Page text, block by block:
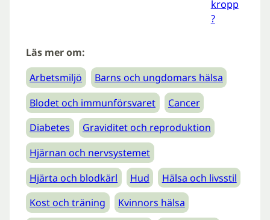
kropp
?
Läs mer om:
Arbetsmiljö
Barns och ungdomars hälsa
Blodet och immunförsvaret
Cancer
Diabetes
Graviditet och reproduktion
Hjärnan och nervsystemet
Hjärta och blodkärl
Hud
Hälsa och livsstil
Kost och träning
Kvinnors hälsa